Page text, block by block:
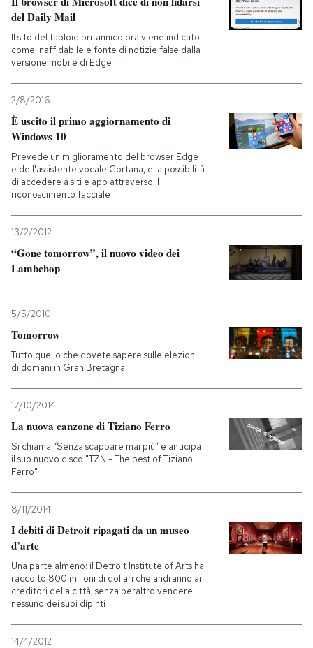
del Daily Mail
Il sito del tabloid britannico ora viene indicato
come inaffidabile e fonte di notizie false dalla
versione mobile di Edge
2/8/2016
È uscito il primo aggiornamento di
Windows 10
Prevede un miglioramento del browser Edge
e dell'assistente vocale Cortana, e la possibilità
di accedere a siti e app attraverso il
riconoscimento facciale
13/2/2012
“Gone tomorrow”, il nuovo video dei
Lambchop
5/5/2010
Tomorrow
Tutto quello che dovete sapere sulle elezioni
di domani in Gran Bretagna
17/10/2014
La nuova canzone di Tiziano Ferro
Si chiama “Senza scappare mai più” e anticipa
il suo nuovo disco "TZN - The best of Tiziano
Ferro"
8/11/2014
I debiti di Detroit ripagati da un museo
d’arte
Una parte almeno: il Detroit Institute of Arts ha
raccolto 800 milioni di dollari che andranno ai
creditori della città, senza peraltro vendere
nessuno dei suoi dipinti
14/4/2012